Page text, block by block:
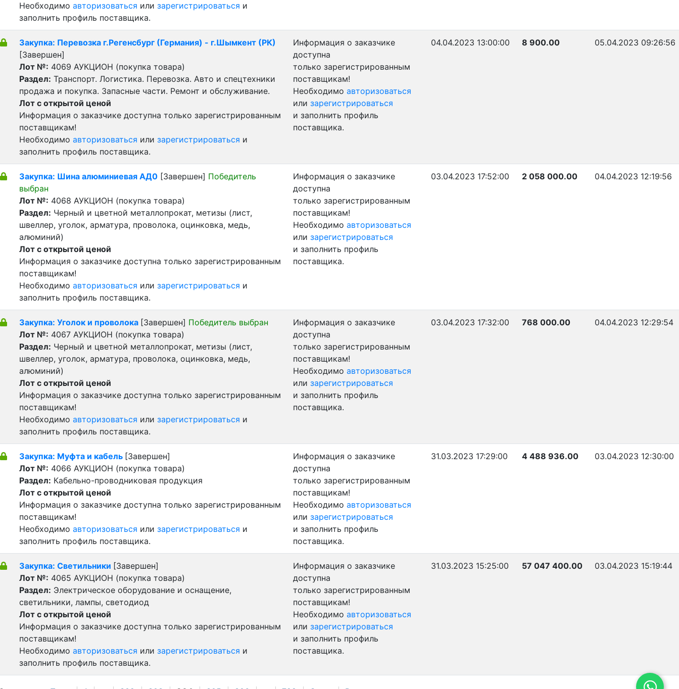
Необходимо авторизоваться или зарегистрироваться и
заполнить профиль поставщика.
Закупка: Перевозка г.Регенсбург (Германия) - г.Шымкент (РК)
[Завершен]
Лот №: 4069 АУКЦИОН (покупка товара)
Раздел: Транспорт. Логистика. Перевозка. Авто и спецтехники
продажа и покупка. Запасные части. Ремонт и обслуживание.
Лот с открытой ценой
Информация о заказчике доступна только зарегистрированным
поставщикам!
Необходимо авторизоваться или зарегистрироваться и
заполнить профиль поставщика.
Информация о заказчике
доступна
только зарегистрированным
поставщикам!
Необходимо авторизоваться
или зарегистрироваться
и заполнить профиль
поставщика.
04.04.2023 13:00:00 8 900.00 05.04.2023 09:26:56
Закупка: Шина алюминиевая АД0 [Завершен] Победитель
выбран
Лот №: 4068 АУКЦИОН (покупка товара)
Раздел: Черный и цветной металлопрокат, метизы (лист,
швеллер, уголок, арматура, проволока, оцинковка, медь,
алюминий)
Лот с открытой ценой
Информация о заказчике доступна только зарегистрированным
поставщикам!
Необходимо авторизоваться или зарегистрироваться и
заполнить профиль поставщика.
Информация о заказчике
доступна
только зарегистрированным
поставщикам!
Необходимо авторизоваться
или зарегистрироваться
и заполнить профиль
поставщика.
03.04.2023 17:52:00 2 058 000.00 04.04.2023 12:19:56
Закупка: Уголок и проволока [Завершен] Победитель выбран
Лот №: 4067 АУКЦИОН (покупка товара)
Раздел: Черный и цветной металлопрокат, метизы (лист,
швеллер, уголок, арматура, проволока, оцинковка, медь,
алюминий)
Лот с открытой ценой
Информация о заказчике доступна только зарегистрированным
поставщикам!
Необходимо авторизоваться или зарегистрироваться и
заполнить профиль поставщика.
Информация о заказчике
доступна
только зарегистрированным
поставщикам!
Необходимо авторизоваться
или зарегистрироваться
и заполнить профиль
поставщика.
03.04.2023 17:32:00 768 000.00 04.04.2023 12:29:54
Закупка: Муфта и кабель [Завершен]
Лот №: 4066 АУКЦИОН (покупка товара)
Раздел: Кабельно-проводниковая продукция
Лот с открытой ценой
Информация о заказчике доступна только зарегистрированным
поставщикам!
Необходимо авторизоваться или зарегистрироваться и
заполнить профиль поставщика.
Информация о заказчике
доступна
только зарегистрированным
поставщикам!
Необходимо авторизоваться
или зарегистрироваться
и заполнить профиль
поставщика.
31.03.2023 17:29:00 4 488 936.00 03.04.2023 12:30:00
Закупка: Светильники [Завершен]
Лот №: 4065 АУКЦИОН (покупка товара)
Раздел: Электрическое оборудование и оснащение,
светильники, лампы, светодиод
Лот с открытой ценой
Информация о заказчике доступна только зарегистрированным
поставщикам!
Необходимо авторизоваться или зарегистрироваться и
заполнить профиль поставщика.
Информация о заказчике
доступна
только зарегистрированным
поставщикам!
Необходимо авторизоваться
или зарегистрироваться
и заполнить профиль
поставщика.
31.03.2023 15:25:00 57 047 400.00 03.04.2023 15:19:44